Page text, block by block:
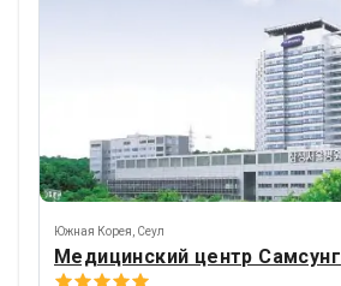
Южная Корея Сеул
Медицинский центр Самсунг